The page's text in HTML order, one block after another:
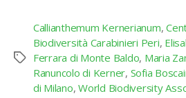
Tag
Callianthemum Kernerianum,
Biodiversità Carabinieri Peri,
Ferrara di Monte Baldo, Maria
Ranuncolo di Kerner, Sofia
di Milano,World Biodiversity